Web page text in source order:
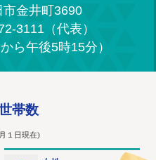
金井町3690
3111（代表）
ら午後5時15分）